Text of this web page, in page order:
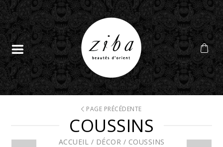
PAGE PRÉCÉDENTE
COUSSINS
ACCUEIL / DÉCOR / COUSSINS